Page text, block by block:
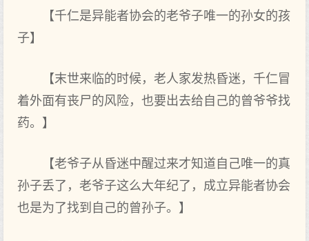
【千仁是异能者协会的老爷子唯一的孙女的孩
子】
【末世来临的时候，老人家发热昏迷，千仁冒
着外面有丧尸的风险，也要出去给自己的曾爷爷找
药。】
【老爷子从昏迷中醒过来才知道自己唯一的真
孙子丢了，老爷子这么大年纪了，成立异能者协会
也是为了找到自己的曾孙子。】